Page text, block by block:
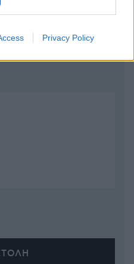
Privacy Policy